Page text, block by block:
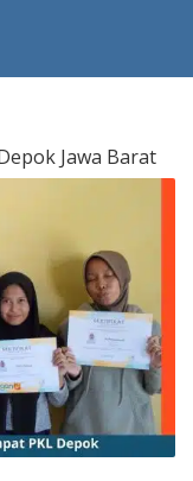
Jawa Barat